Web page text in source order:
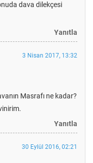
dava dilekçesi
Yanıtla
3 Nisan 2017, 13:32
Masrafı ne kadar?
Yanıtla
30 Eylül 2016, 02:21